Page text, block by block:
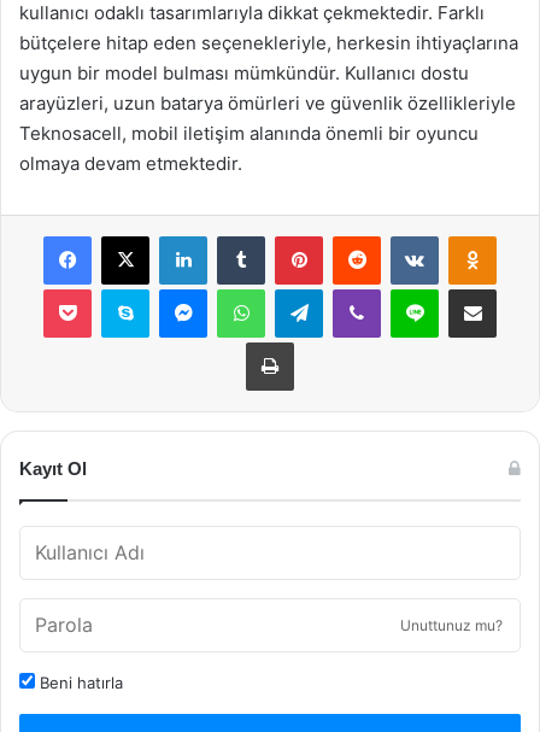
kullanıcı odaklı tasarımlarıyla dikkat çekmektedir. Farklı
bütçelere hitap eden seçenekleriyle, herkesin ihtiyaçlarına
uygun bir model bulması mümkündür. Kullanıcı dostu
arayüzleri, uzun batarya ömürleri ve güvenlik özellikleriyle
Teknosacell, mobil iletişim alanında önemli bir oyuncu
olmaya devam etmektedir.
Facebook
X LinkedInTumblr PinterestReddit VKontakte
Pocket Skype MessengerWhatsAppTelegramViber Line E-Posta ile
Yazdır
Kayıt Ol
Unuttunuz mu?
Beni hatırla